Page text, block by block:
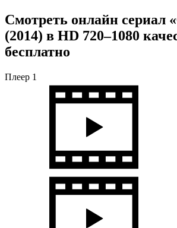
Смотреть онлайн сериал
(2014) в HD 720–1080
бесплатно
Плеер 1